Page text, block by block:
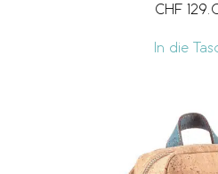
CHF
In die